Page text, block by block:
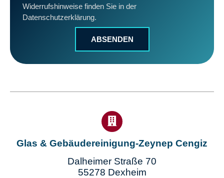
Glas & Gebäudereinigung-Zeynep Cengiz
Dalheimer Straße 70
55278 Dexheim
Widerrufshinweise finden Sie in der
Datenschutzerklärung.
ABSENDEN